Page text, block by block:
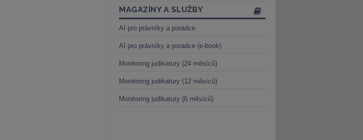
MAGAZÍNY A SLUŽBY
AI pro právníky a poradce
AI pro právníky a poradce (e-book)
Monitoring judikatury (24 měsíců)
Monitoring judikatury (12 měsíců)
Monitoring judikatury (6 měsíců)